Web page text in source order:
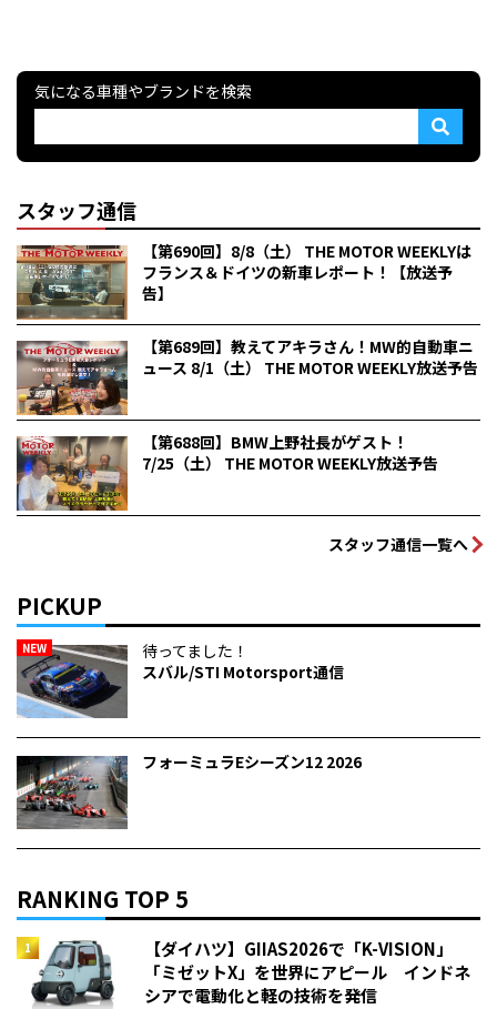
気になる車種やブランドを検索
スタッフ通信
【第690回】8/8（土） THE MOTOR WEEKLYは
フランス＆ドイツの新車レポート！【放送予
告】
【第689回】教えてアキラさん！MW的自動車ニ
ュース 8/1（土） THE MOTOR WEEKLY放送予告
【第688回】BMW上野社長がゲスト！
7/25（土） THE MOTOR WEEKLY放送予告
スタッフ通信一覧へ
PICKUP
NEW
待ってました！
スバル/STI Motorsport通信
フォーミュラEシーズン12 2026
RANKING TOP 5
【ダイハツ】GIIAS2026で「K-VISION」
「ミゼットX」を世界にアピール インドネ
シアで電動化と軽の技術を発信